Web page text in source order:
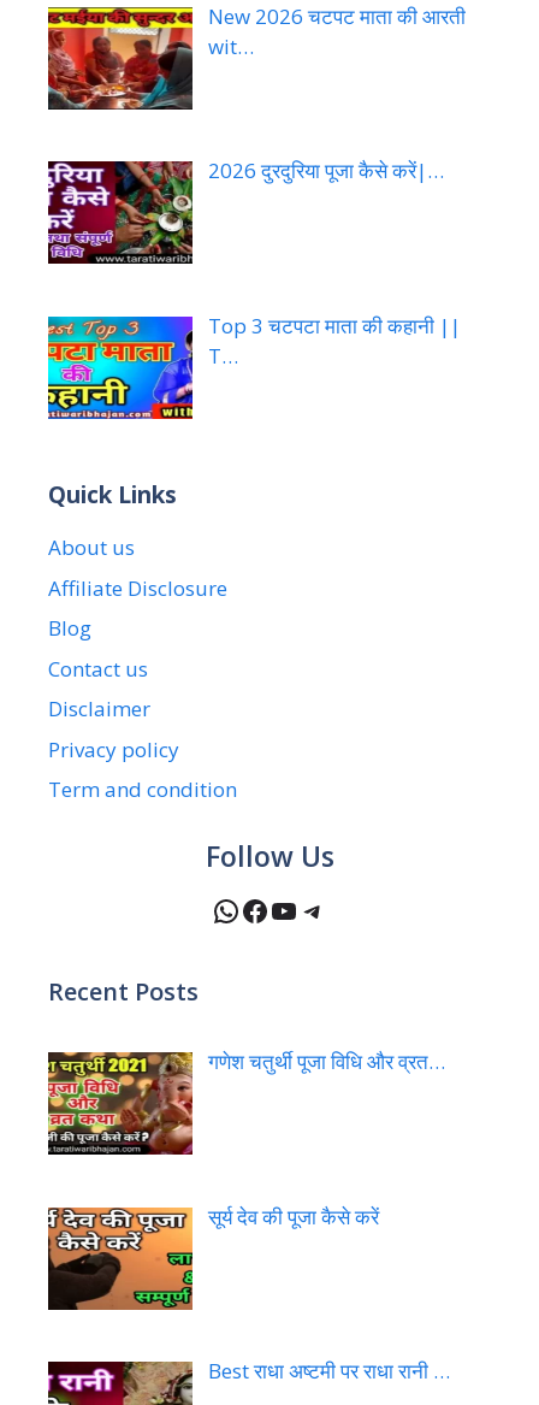
New 2026 चटपट माता की आरती
wit…
2026 दुरदुरिया पूजा कैसे करें|…
Top 3 चटपटा माता की कहानी ||
T…
Quick Links
About us
Affiliate Disclosure
Blog
Contact us
Disclaimer
Privacy policy
Term and condition
Follow Us
WhatsApp
Facebook
YouTube
Telegram
Recent Posts
गणेश चतुर्थी पूजा विधि और व्रत…
सूर्य देव की पूजा कैसे करें
Best राधा अष्टमी पर राधा रानी …